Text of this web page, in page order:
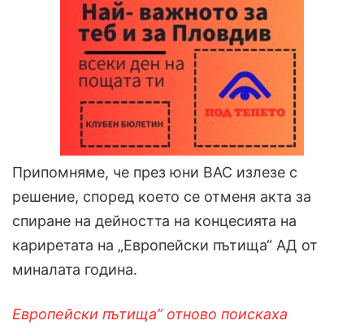
Припомняме, че през юни ВАС излезе с
решение, според което се отменя акта за
спиране на дейността на концесията на
кариретата на „Европейски пътища“ АД от
миналата година.
Европейски пътища” отново поискаха